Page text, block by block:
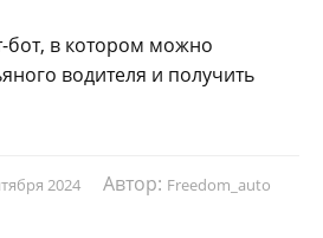
2024 Автор: Freedom_auto